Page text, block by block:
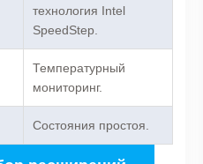
технология Intel
SpeedStep.
Температурный
мониторинг.
Состояния простоя.